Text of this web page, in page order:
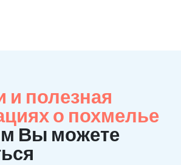
и полезная
о похмелье
Вы можете